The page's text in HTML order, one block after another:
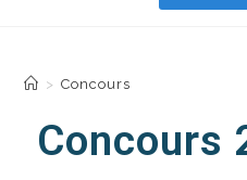
> Concours
Concours